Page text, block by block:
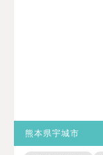
熊本県宇城市